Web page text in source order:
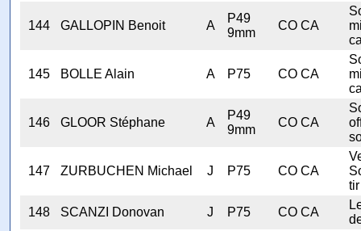
144 GALLOPIN Benoit A
P49
9mm
CO CA
145 BOLLE Alain A P75 CO CA
146 GLOOR Stéphane A
P49
9mm
CO CA
147 ZURBUCHEN Michael J P75 CO CA
tir
148
SCANZI Donovan J P75 CO CA